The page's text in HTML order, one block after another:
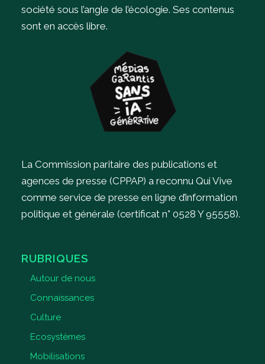
société sous l’angle de l’écologie. Ses contenus
sont en accès libre.
La Commission paritaire des publications et
agences de presse (CPPAP) a reconnu Qui Vive
comme service de presse en ligne d’information
politique et générale (certificat n° 0528 Y 95558).
RUBRIQUES
Autour de nous
Connaissances
Culture
Ecosystèmes
Mobilisations